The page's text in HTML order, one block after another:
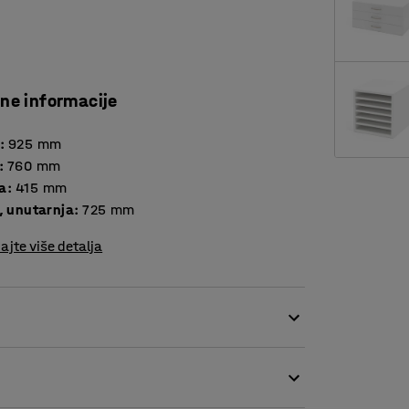
informacije
: 925 mm
: 760 mm
: 415 mm
unutarnja: 725 mm
više detalja
veličinama i bojama, a možete ih